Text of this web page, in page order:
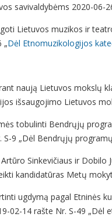
savivaldybėms 2020-06-
Lietuvos muzikos ir
„Dėl Etnomuzikologijos
naują Lietuvos mokslų
išsaugojimo Lietuvos
tobulinti Bendrųjų
S-9 „Dėl Bendrųjų
Sinkevičiaus ir
kandidatūras Metų
ugdymą pagal Etninės
02-14 rašte Nr. S-49 „Dėl